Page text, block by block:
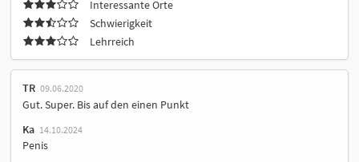
Interessante Orte
Schwierigkeit
Lehrreich
TR 09.06.2020
Gut. Super. Bis auf den einen Punkt
Ka 14.10.2024
Penis